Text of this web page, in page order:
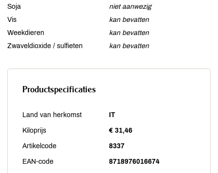
Soja
niet aanwezig
Vis
kan bevatten
Weekdieren
kan bevatten
Zwaveldioxide / sulfieten
kan bevatten
Productspecificaties
Land van herkomst IT
Kiloprijs € 31,46
Artikelcode 8337
EAN-code 8718976016674